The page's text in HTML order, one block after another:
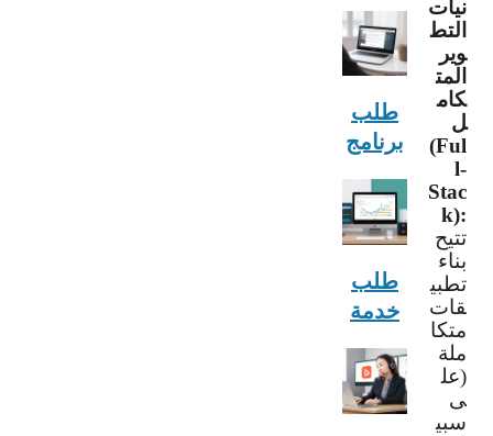
نيات
التط
وير
المت
كام
(Ful
Stac
k):
تتيح
بناء
تطبي
قات
متكا
ملة
(عل
سبي
طلب
برنامج
طلب
خدمة